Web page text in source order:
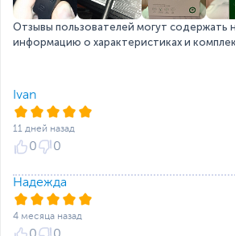
Отзывы пользователей могут содержать
информацию о характеристиках и
Ivan
11 дней назад
0 0
Надежда
4 месяца назад